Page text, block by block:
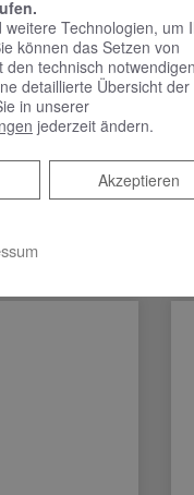
Technologien, um
können das Setzen von
technisch notwendigen
detaillierte Übersicht der
in unserer
jederzeit ändern.
Akzeptieren